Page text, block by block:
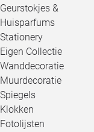
Geurstokjes &
Huisparfums
Stationery
Eigen Collectie
Wanddecoratie
Muurdecoratie
Spiegels
Klokken
Fotolijsten